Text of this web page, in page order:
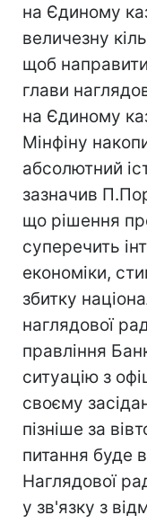
на Єдиному
величезну
щоб
глави
на Єдиному
Мінфіну
абсолютний
зазначив
що рішення
суперечить
економіки,
збитку
наглядової
правління
ситуацію з
своєму
пізніше за
питання буде
Наглядової
у зв'язку з